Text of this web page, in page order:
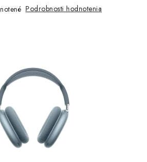
Podrobnosti hodnotenia